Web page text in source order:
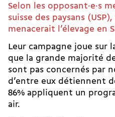
Selon les opposant·e·s
suisse des paysans
menacerait l’élevage en
Leur campagne joue sur
que la grande majorité
sont pas concernés par
d’entre eux détiennent
86% appliquent un
air.